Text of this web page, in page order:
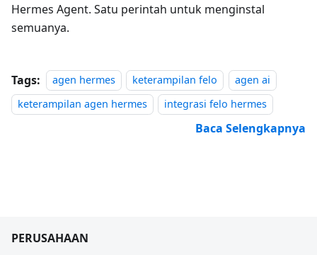
Hermes Agent. Satu perintah untuk menginstal
semuanya.
Tags: agen hermes keterampilan felo
agen ai
keterampilan agen hermes
integrasi felo hermes
Baca Selengkapnya
PERUSAHAAN